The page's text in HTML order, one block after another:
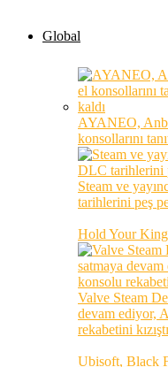
Global
AYANEO,
konsollarını
Steam ve
tarihlerini peş
Hold Your
Valve Steam
devam ediyor,
rekabetini
Ubisoft, Black